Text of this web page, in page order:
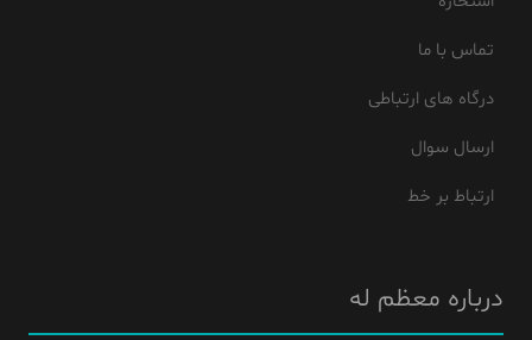
تماس با ما
درگاه های ارتباطی
ارسال سوال
ارتباط بر خط
درباره معظم له